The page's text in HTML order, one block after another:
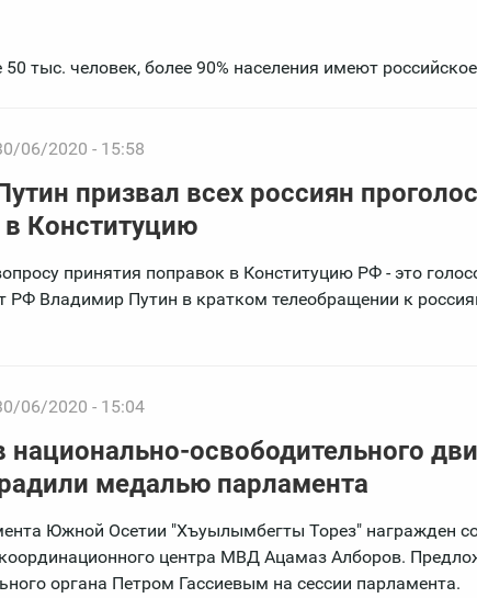
тыс. человек, более 90% населения имеют
06/2020 - 15:58
призвал всех россиян
Конституцию
принятия поправок в Конституцию РФ - это
РФ Владимир Путин в кратком телеобращении к
06/2020 - 15:04
национально-освободительного
медалью парламента
Южной Осетии "Хъуылымбегты Торез" награжден
центра МВД Ацамаз Алборов.
органа Петром Гассиевым на сессии парламента.